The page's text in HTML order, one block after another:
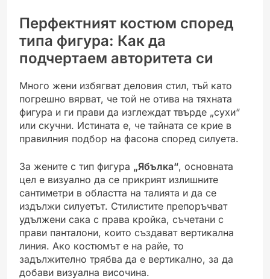
Перфектният костюм според
типа фигура: Как да
подчертаем авторитета си
Много жени избягват деловия стил, тъй като
погрешно вярват, че той не отива на тяхната
фигура и ги прави да изглеждат твърде „сухи“
или скучни. Истината е, че тайната се крие в
правилния подбор на фасона според силуета.
За жените с тип фигура „Ябълка“, основната
цел е визуално да се прикрият излишните
сантиметри в областта на талията и да се
издължи силуетът. Стилистите препоръчват
удължени сака с права кройка, съчетани с
прави панталони, които създават вертикална
линия. Ако костюмът е на райе, то
задължително трябва да е вертикално, за да
добави визуална височина.